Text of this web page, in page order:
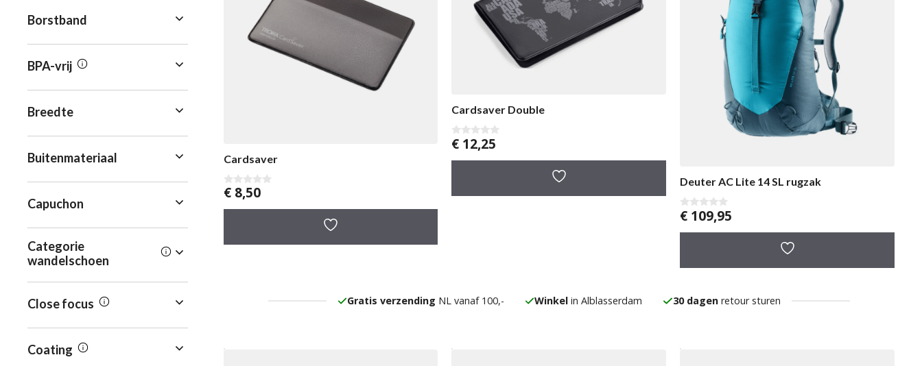
Cardsaver
0
a
€8,50
Cardsaver Double
0
a
€ 12,25
Deuter AC Lite 14 SL rugzak
0
v
a
€ 109,95
Gratis verzending NL vanaf 100,- Winkel in Alblasserdam 30 dagenretour sturen
Borstband
BPA-vrij
Breedte
Buitenmateriaal
Capuchon
Categorie
wandelschoen
Close focus
Coating